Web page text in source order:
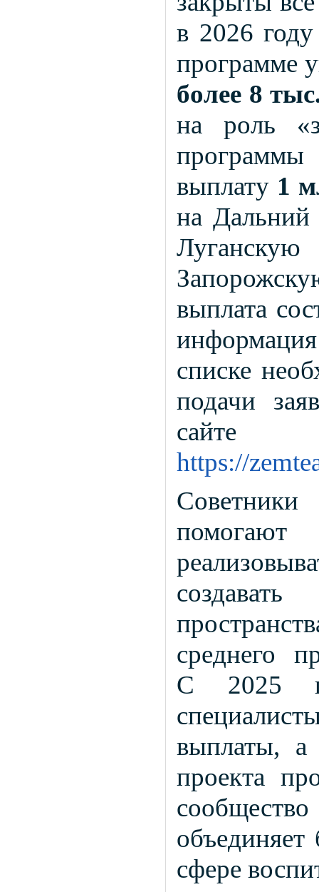
в 2026
программе
более 8
на роль
выплату 1
на
выплата
списке
подачи
https://
помогают
среднего
С 2025
выплаты, а
проекта
сфере